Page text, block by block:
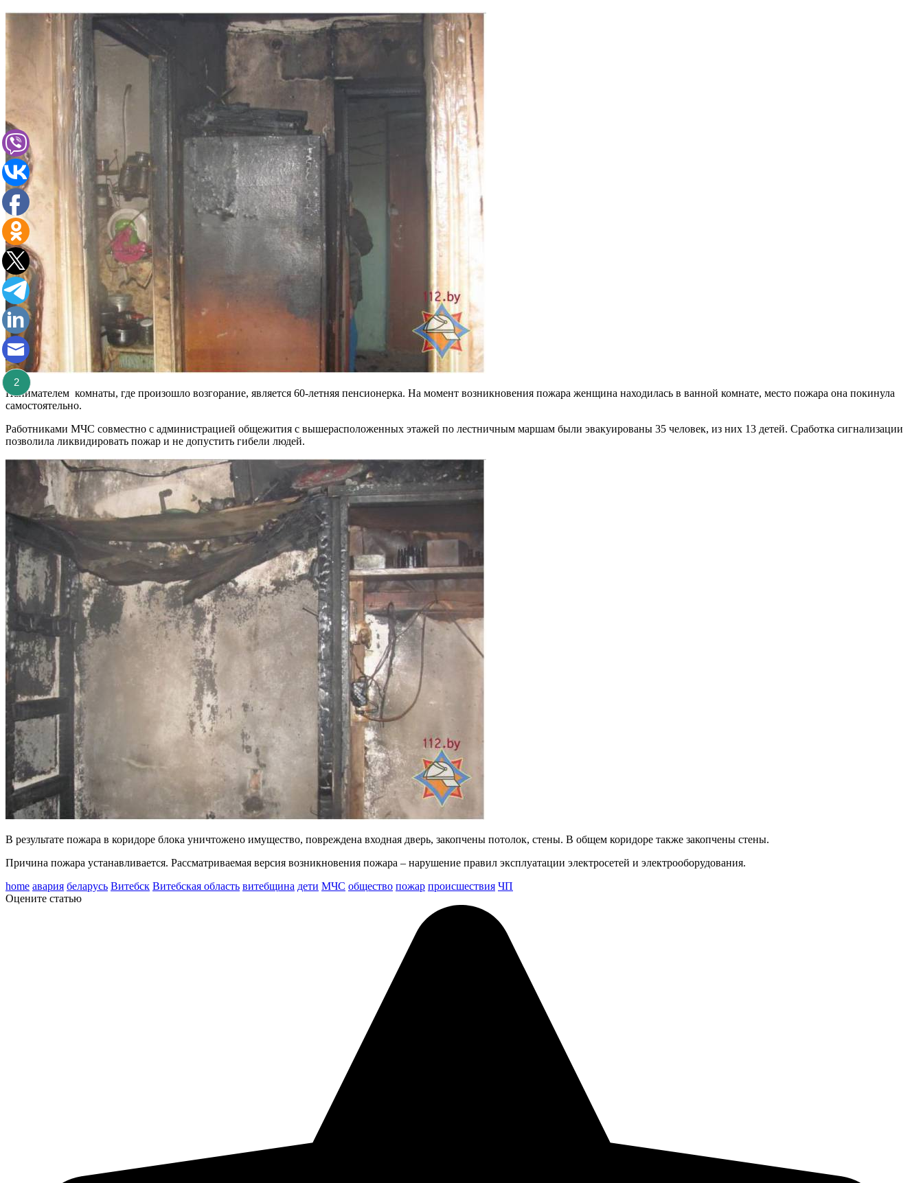
Нанимателем комнаты, где произошло возгорание, является 60-летняя пенсионерка. На момент возникновения пожара женщина находилась в ванной комнате, место пожара она покинула
самостоятельно.
Работниками МЧС совместно с администрацией общежития с вышерасположенных этажей по лестничным маршам были эвакуированы 35 человек, из них 13 детей. Сработка сигнализации
позволила ликвидировать пожар и не допустить гибели людей.
В результате пожара в коридоре блока уничтожено имущество, повреждена входная дверь, закопчены потолок, стены. В общем коридоре также закопчены стены.
Причина пожара устанавливается. Рассматриваемая версия возникновения пожара – нарушение правил эксплуатации электросетей и электрооборудования.
home авария беларусь Витебск Витебская область витебщина дети МЧС общество пожар происшествия ЧП
Оцените статью
2